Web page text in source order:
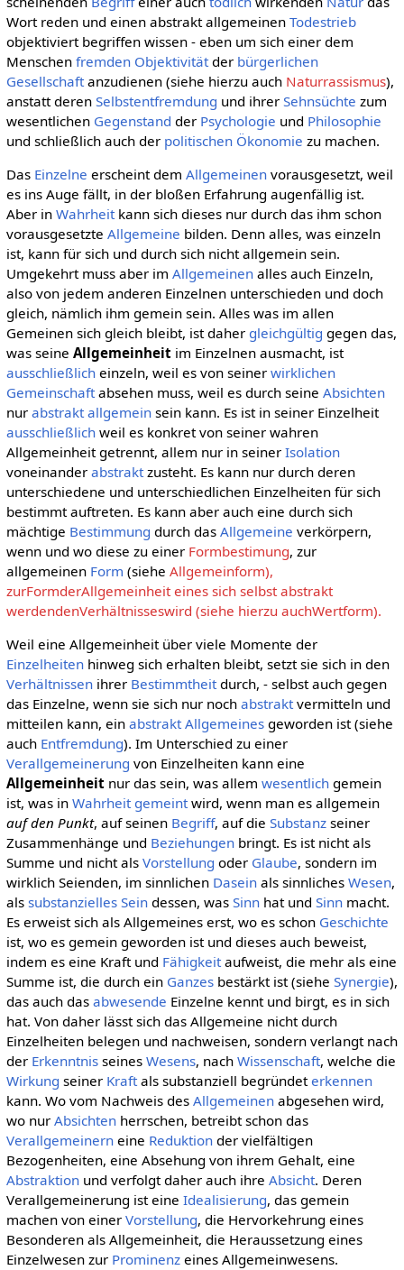
Wort reden und einen abstrakt allgemeinen Todestrieb
objektiviert begriffen wissen - eben um sich einer dem
Menschen fremden Objektivitätder bürgerlichen
Gesellschaftanzudienen (siehe hierzu auch Naturrassismus),
anstatt deren Selbstentfremdung und ihrer Sehnsüchte zum
wesentlichen Gegenstand der Psychologie und Philosophie
und schließlich auch der politischen Ökonomie zu machen.
Das Einzelne erscheint dem Allgemeinenvorausgesetzt, weil
es ins Auge fällt, in der bloßen Erfahrung augenfällig ist.
Aber in Wahrheitkann sich dieses nur durch das ihm schon
vorausgesetzte Allgemeine bilden. Denn alles, was einzeln
ist, kann für sich und durch sich nicht allgemein sein.
Umgekehrt muss aber im Allgemeinenalles auch Einzeln,
also von jedem anderen Einzelnen unterschieden und doch
gleich, nämlich ihm gemein sein. Alles was im allen
Gemeinen sich gleich bleibt, ist daher gleichgültig gegen das,
was seine Allgemeinheitim Einzelnen ausmacht, ist
ausschließlicheinzeln, weil es von seiner wirklichen
Gemeinschaftabsehen muss, weil es durch seine Absichten
nur abstrakt allgemeinsein kann. Es ist in seiner Einzelheit
ausschließlichweil es konkret von seiner wahren
Allgemeinheit getrennt, allem nur in seiner Isolation
voneinander abstraktzusteht. Es kann nur durch deren
unterschiedene und unterschiedlichen Einzelheiten für sich
bestimmt auftreten. Es kann aber auch eine durch sich
mächtige Bestimmung durch das Allgemeine verkörpern,
wenn und wo diese zu einer Formbestimung, zur
allgemeinen Form (siehe Allgemeinform),
zurFormderAllgemeinheit eines sich selbst abstrakt
werdendenVerhältnisseswird (siehe hierzu auchWertform).
Weil eine Allgemeinheit über viele Momente der
Einzelheitenhinweg sich erhalten bleibt, setzt sie sich in den
Verhältnissenihrer Bestimmtheitdurch, - selbst auch gegen
das Einzelne, wenn sie sich nur noch abstraktvermitteln und
mitteilen kann, ein abstrakt Allgemeinesgeworden ist (siehe
auch Entfremdung). Im Unterschied zu einer
Verallgemeinerung von Einzelheiten kann eine
Allgemeinheitnur das sein, was allem wesentlichgemein
ist, was in Wahrheit gemeintwird, wenn man es allgemein
auf den Punkt, auf seinen Begriff, auf die Substanzseiner
Zusammenhänge und Beziehungenbringt. Es ist nicht als
Summe und nicht als Vorstellung oder Glaube, sondern im
wirklich Seienden, im sinnlichen Daseinals sinnliches Wesen,
als substanzielles Seindessen, was Sinnhat und Sinnmacht.
Es erweist sich als Allgemeines erst, wo es schon Geschichte
ist, wo es gemein geworden ist und dieses auch beweist,
indem es eine Kraft und Fähigkeitaufweist, die mehr als eine
Summe ist, die durch ein Ganzesbestärkt ist (siehe Synergie),
das auch das abwesende Einzelne kennt und birgt, es in sich
hat. Von daher lässt sich das Allgemeine nicht durch
Einzelheiten belegen und nachweisen, sondern verlangt nach
der Erkenntnisseines Wesens, nach Wissenschaft, welche die
Wirkung seiner Kraftals substanziell begründeterkennen
kann. Wo vom Nachweis des Allgemeinenabgesehen wird,
wo nur Absichtenherrschen, betreibt schon das
Verallgemeinerneine Reduktionder vielfältigen
Bezogenheiten, eine Absehung von ihrem Gehalt, eine
Abstraktionund verfolgt daher auch ihre Absicht. Deren
Verallgemeinerung ist eine Idealisierung, das gemein
machen von einer Vorstellung, die Hervorkehrung eines
Besonderen als Allgemeinheit, die Heraussetzung eines
Einzelwesen zur Prominenzeines Allgemeinwesens.